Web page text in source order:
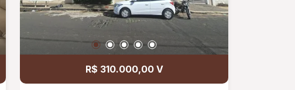
R$ 310.000,00 V